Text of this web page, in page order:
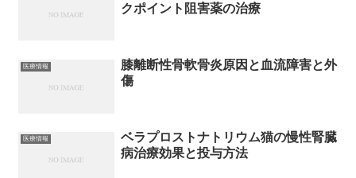
クポイント阻害薬の治療
医療情報
膝離断性骨軟骨炎原因と血流障害と外
傷
医療情報
ベラプロストナトリウム猫の慢性腎臓
病治療効果と投与方法